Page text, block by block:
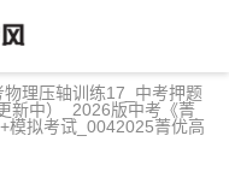
理压轴训练17_中考押题
新中）_2026版中考《菁
模拟考试_0042025菁优高